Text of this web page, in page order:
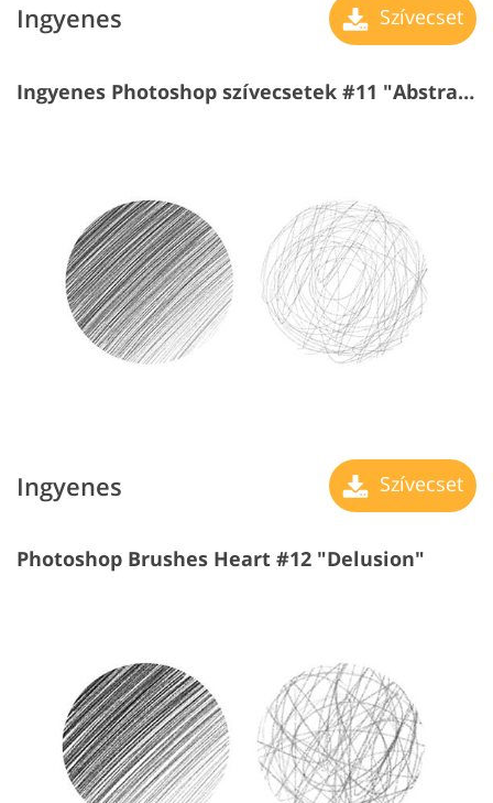
Ingyenes Szívecset
Ingyenes Photoshop szívecsetek #11 "Abstraction"
Ingyenes Szívecset
Photoshop Brushes Heart #12 "Delusion"